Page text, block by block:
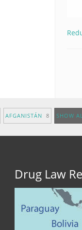
AFGANISTÁN 8 SHOW
Drug Law